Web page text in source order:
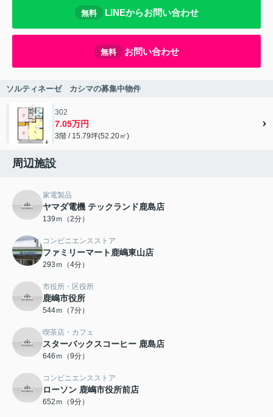
無料 LINEからお問い合わせ
無料 お問い合わせ
ソルティネーゼ カシマの募集中物件
302
7.05万円
3階 / 15.79坪(52.20㎡)
周辺施設
家電製品
ヤマダ電機 テックランド鹿島店
139ｍ（2分）
コンビニエンスストア
ファミリーマート鹿嶋東山店
293ｍ（4分）
市役所・区役所
鹿嶋市役所
544ｍ（7分）
喫茶店・カフェ
スターバックスコーヒー 鹿島店
646ｍ（9分）
コンビニエンスストア
ローソン 鹿嶋市役所前店
652ｍ（9分）